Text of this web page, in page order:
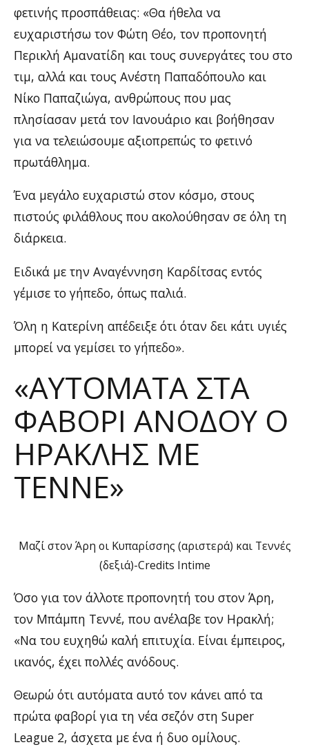
φετινής προσπάθειας: «Θα ήθελα να
ευχαριστήσω τον Φώτη Θέο, τον προπονητή
Περικλή Αμανατίδη και τους συνεργάτες του στο
τιμ, αλλά και τους Ανέστη Παπαδόπουλο και
Νίκο Παπαζιώγα, ανθρώπους που μας
πλησίασαν μετά τον Ιανουάριο και βοήθησαν
για να τελειώσουμε αξιοπρεπώς το φετινό
πρωτάθλημα.
Ένα μεγάλο ευχαριστώ στον κόσμο, στους
πιστούς φιλάθλους που ακολούθησαν σε όλη τη
διάρκεια.
Ειδικά με την Αναγέννηση Καρδίτσας εντός
γέμισε το γήπεδο, όπως παλιά.
Όλη η Κατερίνη απέδειξε ότι όταν δει κάτι υγιές
μπορεί να γεμίσει το γήπεδο».
«ΑΥΤΌΜΑΤΑ ΣΤΑ
ΦΑΒΟΡΊ ΑΝΌΔΟΥ Ο
ΗΡΑΚΛΉΣ ΜΕ
ΤΕΝΝΈ»
Μαζί στον Άρη οι Κυπαρίσσης (αριστερά) και Τεννές
(δεξιά)-Credits Intime
Όσο για τον άλλοτε προπονητή του στον Άρη,
τον Μπάμπη Τεννέ, που ανέλαβε τον Ηρακλή;
«Να του ευχηθώ καλή επιτυχία. Είναι έμπειρος,
ικανός, έχει πολλές ανόδους.
Θεωρώ ότι αυτόματα αυτό τον κάνει από τα
πρώτα φαβορί για τη νέα σεζόν στη Super
League 2, άσχετα με ένα ή δυο ομίλους.